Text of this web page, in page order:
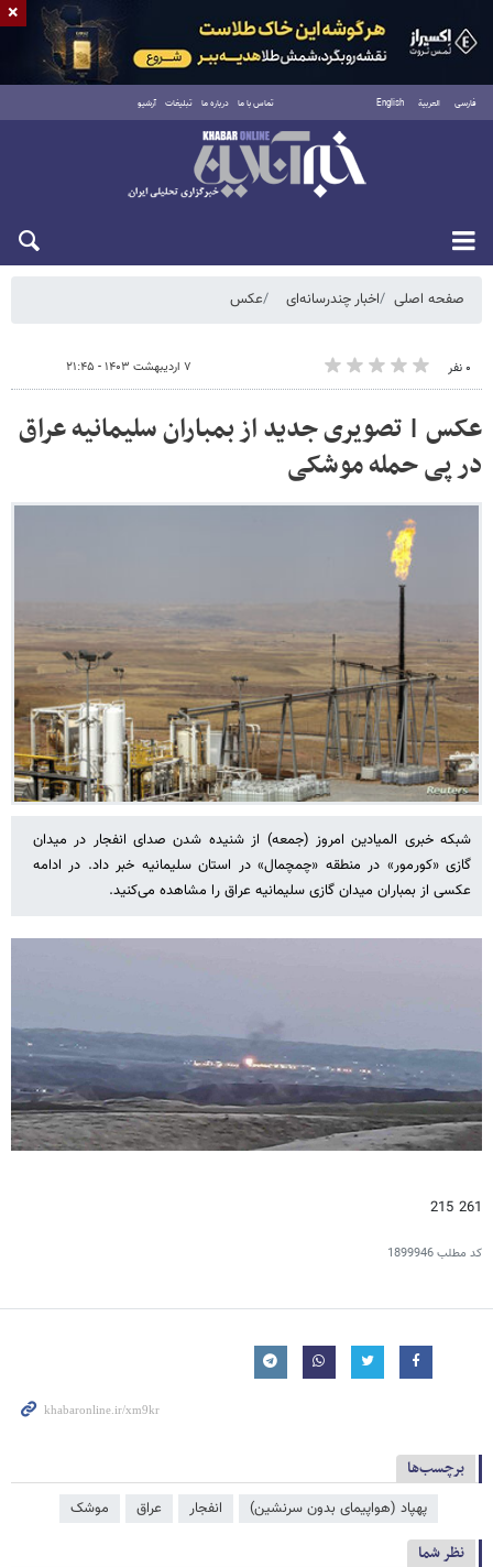
فارسی العربية English تماس با ما درباره ما تبلیغات آرشیو
پنجشنبه ۱۵ مرداد ۱۴۰۵
صفحه اصلی اخبار چندرسانه‌ای عکس
۰ نفر ۷ اردیبهشت ۱۴۰۳ - ۲۱:۴۵
عکس | تصویری جدید از بمباران سلیمانیه عراق
در پی حمله موشکی
شبکه خبری المیادین امروز (جمعه) از شنیده شدن صدای انفجار در میدان
گازی «کورمور» در منطقه «چمچمال» در استان سلیمانیه خبر داد. در ادامه
عکسی از بمباران میدان گازی سلیمانیه عراق را مشاهده می‌کنید.
261 215
کد مطلب1899946
برچسب‌ها
پهپاد (هواپیمای بدون سرنشین) انفجار عراق موشک
نظر شما
×